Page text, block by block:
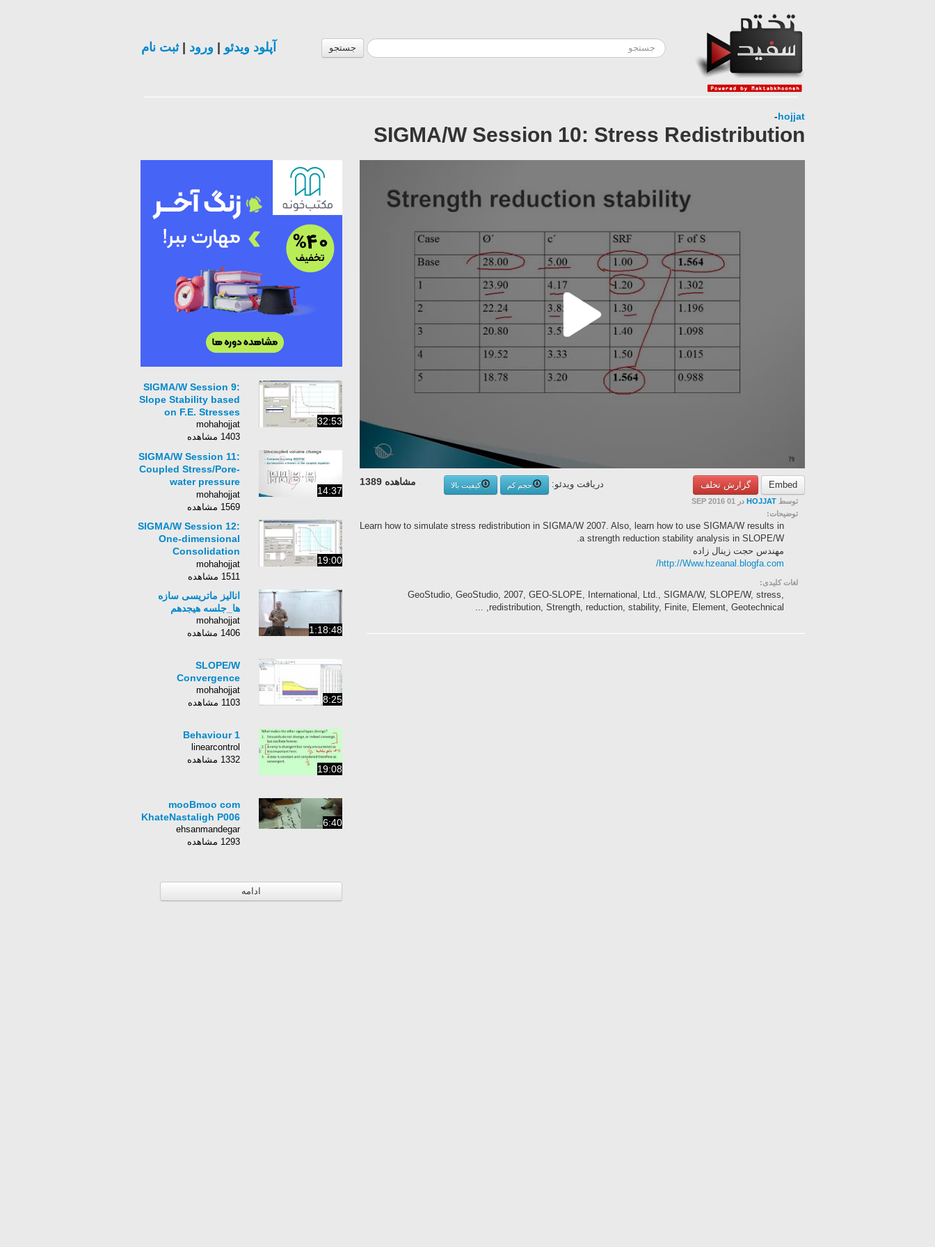
جستجو آپلود ویدئو ورود |ثبت نام
hojjat
-
SIGMA/W Session 10: Stress Redistribution
Embed گزارش تخلف مشاهده 1389 دریافت ویدئو: حجم کم
کیفیت بالا
توسط HOJJAT در 01 SEP 2016
توضیحات:
Learn how to simulate stress redistribution in SIGMA/W 2007. Also, learn how to use SIGMA/W results in
a strength reduction stability analysis in SLOPE/W.
مهندس حجت زینال زاده
http://Www.hzeanal.blogfa.com/
لغات کلیدی:
GeoStudio, GeoStudio, 2007, GEO-SLOPE, International, Ltd., SIGMA/W, SLOPE/W, stress,
redistribution, Strength, reduction, stability, Finite, Element, Geotechnical, ...
32:53
SIGMA/W Session 9:
Slope Stability based
on F.E. Stresses
mohahojjat
1403 مشاهده
14:37
SIGMA/W Session 11:
Coupled Stress/Pore-
water pressure
analyses
mohahojjat
1569 مشاهده
19:00
SIGMA/W Session 12:
One-dimensional
Consolidation
example
mohahojjat
1511 مشاهده
1:18:48
انالیز ماتریسی سازه
ها_جلسه هیجدهم
mohahojjat
1406 مشاهده
8:25
SLOPE/W
Convergence
mohahojjat
1103 مشاهده
19:08
Behaviour 1
linearcontrol
1332 مشاهده
6:40
mooBmoo com
KhateNastaligh P006
ehsanmandegar
1293 مشاهده
ادامه